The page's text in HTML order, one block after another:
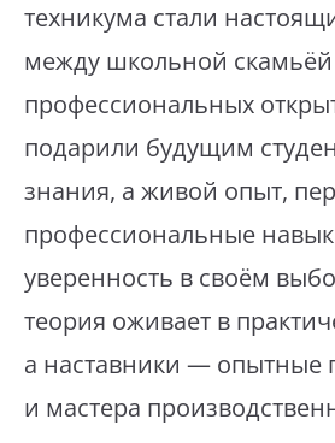
техникума стали
между школьной
профессиональных
подарили будущим
знания, а живой опыт,
профессиональные
уверенность в своём
теория оживает в
а наставники — опытные
и мастера